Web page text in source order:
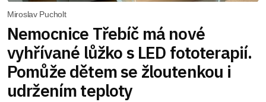
Miroslav Pucholt
Nemocnice Třebíč má nové
vyhřívané lůžko s LED fototerapií.
Pomůže dětem se žloutenkou i
udržením teploty